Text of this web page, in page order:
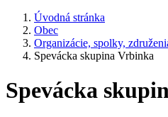
Úvodná stránka
Obec
Organizácie, spolky,
Spevácka skupina Vrbinka
Spevácka